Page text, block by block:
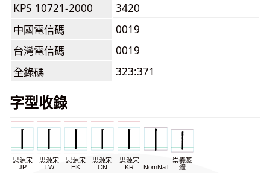
KPS 10721-2000
3420
中國電信碼
0019
台灣電信碼
0019
全錄碼
323:371
字型收錄
思源宋
JP
思源宋
TW
思源宋
HK
思源宋
CN
思源宋
KR
NomNaTong
崇羲篆
體